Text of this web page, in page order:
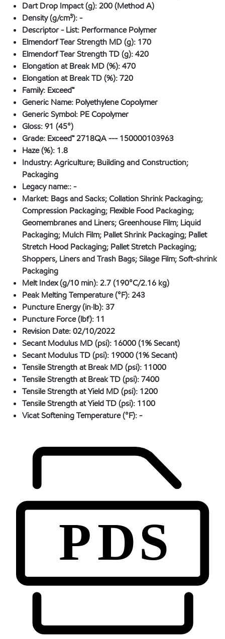
Dart Drop Impact (g):200 (Method A)
Density (g/cm³):-
Descriptor - List: Performance Polymer
Elmendorf Tear Strength MD (g): 170
Elmendorf Tear Strength TD (g):420
Elongation at Break MD (%):470
Elongation at Break TD (%):720
Family: Exceed™
Generic Name: Polyethylene Copolymer
Generic Symbol: PE Copolymer
Gloss:91 (45°)
Grade: Exceed™ 2718QA --- 150000103963
Haze (%): 1.8
Industry:Agriculture; Building and Construction;
Packaging
Legacy name::-
Market: Bags and Sacks; Collation Shrink Packaging;
Compression Packaging; Flexible Food Packaging;
Geomembranes and Liners; Greenhouse Film; Liquid
Packaging; Mulch Film; Pallet Shrink Packaging; Pallet
Stretch Hood Packaging; Pallet Stretch Packaging;
Shoppers, Liners and Trash Bags; Silage Film; Soft-shrink
Packaging
Melt Index (g/10 min):2.7 (190°C/2.16 kg)
Peak Melting Temperature (°F):243
Puncture Energy (in·lb):37
Puncture Force (lbf): 11
Revision Date:02/10/2022
Secant Modulus MD (psi): 16000 (1% Secant)
Secant Modulus TD (psi): 19000 (1% Secant)
Tensile Strength at Break MD (psi): 11000
Tensile Strength at Break TD (psi):7400
Tensile Strength at Yield MD (psi): 1200
Tensile Strength at Yield TD (psi): 1100
Vicat Softening Temperature (°F):-